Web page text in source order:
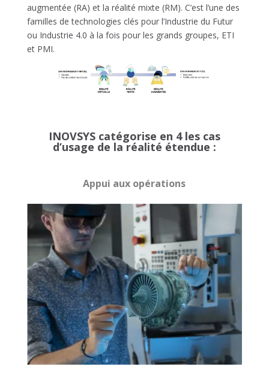
augmentée (RA) et la réalité mixte (RM). C’est l’une des
familles de technologies clés pour l’Industrie du Futur
ou Industrie 4.0 à la fois pour les grands groupes, ETI
et PMI.
INOVSYS catégorise en 4 les cas
d’usage de la réalité étendue :
Appui aux opérations